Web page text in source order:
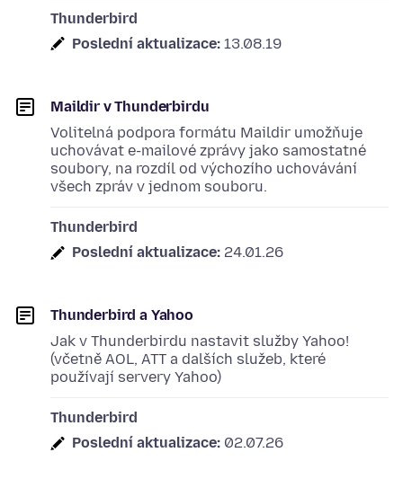
Thunderbird
Poslední aktualizace: 13.08.19
Maildir v Thunderbirdu
Volitelná podpora formátu Maildir umožňuje
uchovávat e-mailové zprávy jako samostatné
soubory, na rozdíl od výchozího uchovávání
všech zpráv v jednom souboru.
Thunderbird
Poslední aktualizace: 24.01.26
Thunderbird a Yahoo
Jak v Thunderbirdu nastavit služby Yahoo!
(včetně AOL, ATT a dalších služeb, které
používají servery Yahoo)
Thunderbird
Poslední aktualizace: 02.07.26